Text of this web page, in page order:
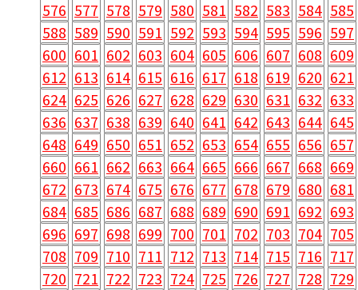
576 577 578 579 580 581 582 583 584 585
588 589 590 591 592 593 594 595 596 597
600 601 602 603 604 605 606 607 608 609
612 613 614 615 616 617 618 619 620 621
624 625 626 627 628 629 630 631 632 633
636 637 638 639 640 641 642 643 644 645
648 649 650 651 652 653 654 655 656 657
660 661 662 663 664 665 666 667 668 669
672 673 674 675 676 677 678 679 680 681
684 685 686 687 688 689 690 691 692 693
696 697 698 699 700 701 702 703 704 705
708 709 710 711 712 713 714 715 716 717
720 721 722 723 724 725 726 727 728 729